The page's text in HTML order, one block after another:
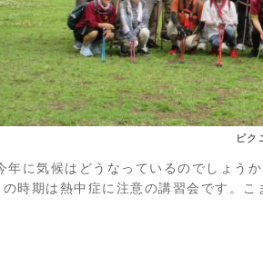
ピク
年に気候はどうなっているのでしょう
の時期は熱中症に注意の講習会です。